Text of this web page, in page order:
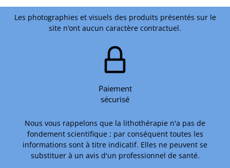
Les photographies et visuels des produits présentés sur le
site n’ont aucun caractère contractuel.
Paiement
sécurisé
Nous vous rappelons que la lithothérapie n'a pas de
fondement scientifique ; par conséquent toutes les
informations sont à titre indicatif. Elles ne peuvent se
substituer à un avis d'un professionnel de santé.